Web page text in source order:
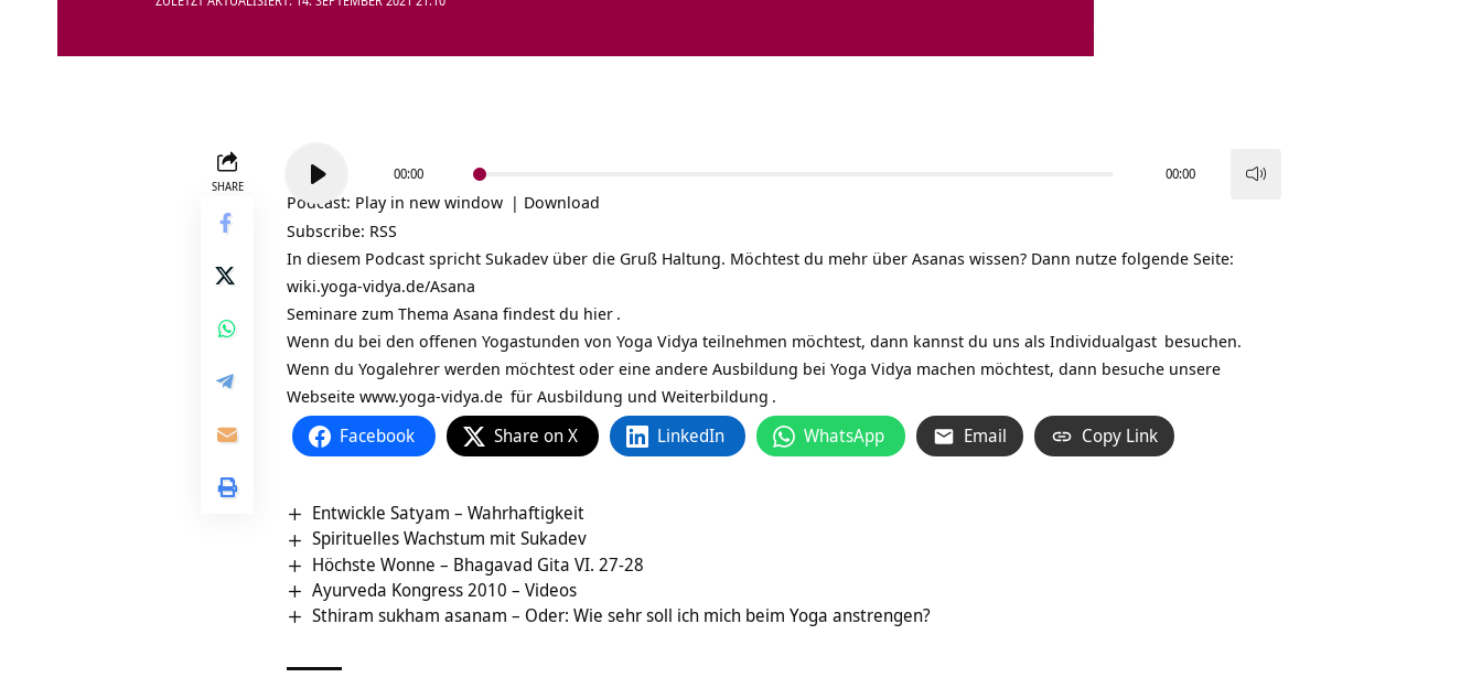
SHARE
Player
00:00 00:00
Podcast: Play in new window | Download
Subscribe: RSS
In diesem Podcast spricht Sukadev über die Gruß Haltung. Möchtest du mehr über Asanas wissen? Dann nutze folgende Seite:
wiki.yoga-vidya.de/Asana
Seminare zum Thema Asana findest du hier .
Wenn du bei den offenen Yogastunden von Yoga Vidya teilnehmen möchtest, dann kannst du uns als Individualgast besuchen.
Wenn du Yogalehrer werden möchtest oder eine andere Ausbildung bei Yoga Vidya machen möchtest, dann besuche unsere
Webseite www.yoga-vidya.de für Ausbildung und Weiterbildung .
Facebook Share on X LinkedIn WhatsApp Email Copy Link
Entwickle Satyam – Wahrhaftigkeit
Spirituelles Wachstum mit Sukadev
Höchste Wonne – Bhagavad Gita VI. 27-28
Ayurveda Kongress 2010 – Videos
Sthiram sukham asanam – Oder: Wie sehr soll ich mich beim Yoga anstrengen?